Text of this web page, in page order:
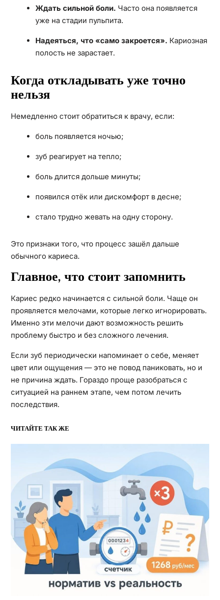
Ждать сильной боли. Часто она появляется
уже на стадии пульпита.
Надеяться, что «само закроется». Кариозная
полость не зарастает.
Когда откладывать уже точно
нельзя
Немедленно стоит обратиться к врачу, если:
боль появляется ночью;
зуб реагирует на тепло;
боль длится дольше минуты;
появился отёк или дискомфорт в десне;
стало трудно жевать на одну сторону.
Это признаки того, что процесс зашёл дальше
обычного кариеса.
Главное, что стоит запомнить
Кариес редко начинается с сильной боли. Чаще он
проявляется мелочами, которые легко игнорировать.
Именно эти мелочи дают возможность решить
проблему быстро и без сложного лечения.
Если зуб периодически напоминает о себе, меняет
цвет или ощущения — это не повод паниковать, но и
не причина ждать. Гораздо проще разобраться с
ситуацией на раннем этапе, чем потом лечить
последствия.
ЧИТАЙТЕ ТАК ЖЕ